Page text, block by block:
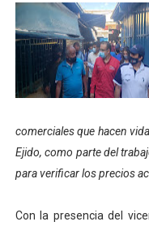
Hospital
Instituto Nacional
Gobernación de
Corposalud inició
Fortalecen
comerciales que hacen
Ejido, como parte del
para verificar los precios
Con la presencia del